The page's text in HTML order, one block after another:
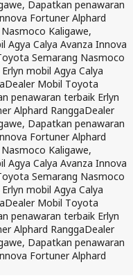
Dapatkan penawaran
Fortuner Alphard
Kaligawe,
Agya Calya Avanza Innova
Semarang Nasmoco
mobil Agya Calya
Dealer Mobil Toyota
penawaran terbaik Erlyn
Alphard RanggaDealer
Dapatkan penawaran
Fortuner Alphard
Kaligawe,
Agya Calya Avanza Innova
Semarang Nasmoco
mobil Agya Calya
Dealer Mobil Toyota
penawaran terbaik Erlyn
Alphard RanggaDealer
Dapatkan penawaran
Fortuner Alphard